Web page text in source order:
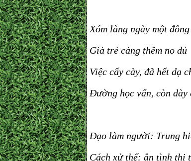
Xóm làng ngày một
Già trẻ càng thêm no đủ
Việc cấy cày, đã hết dạ
Đường học vấn, còn dày
Đạo làm người: Trung
Cách xử thế: ân tình thi